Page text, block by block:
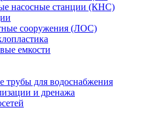
насосные станции (КНС)
сооружения (ЛОС)
емкости
трубы для водоснабжения
и дренажа